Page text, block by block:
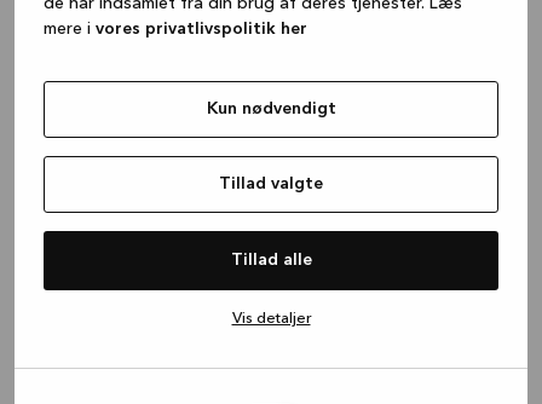
de har indsamlet fra din brug af deres tjenester. Læs
mere i vores privatlivspolitik her
Kun nødvendigt
Tillad valgte
Tillad alle
Vis detaljer
(see the browser console for more
information).